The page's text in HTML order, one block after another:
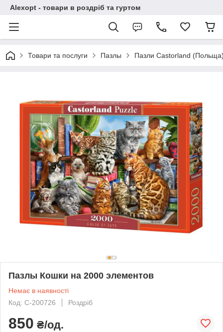
Alexopt - товари в роздріб та гуртом
Товари та послуги Пазлы Пазли Castorland
Пазлы Кошки на 2000 элементов
Немає в наявності
Код: С-200726
Роздріб
850 ₴/од.